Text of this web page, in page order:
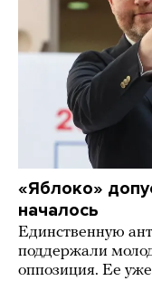
«Яблоко»
началось
Единственную
поддержали
оппозиция. Ее